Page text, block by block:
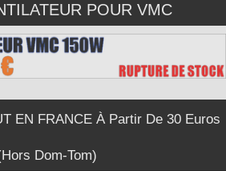
POUR VMC
EN FRANCE À Partir De 30 Euros
Dom-Tom)